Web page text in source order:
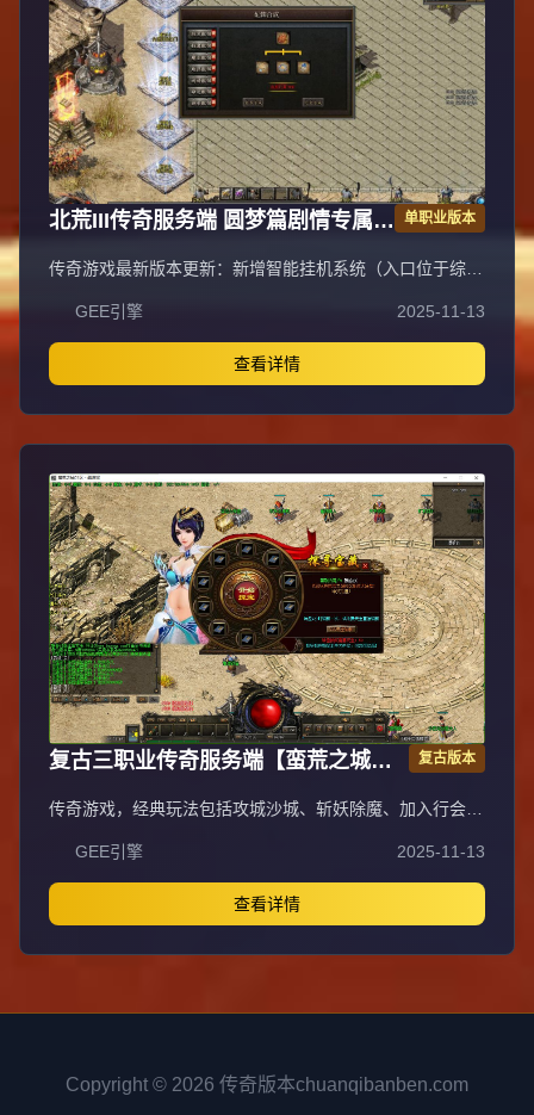
回血蓝），僵尸洞小怪掉技能书页（3-4级成功率100%，9
级技能触发神秘称号），装备强化分极品（+7卷轴，触发称
号最高+60伤害）、星星（88星每2星+0.01倍攻击）、宝石
（5级合成，NPC打孔1大陆3孔2大陆5孔），称号收集
（BOSS材料、特殊装备、灭世者得群攻技能/元素属性），
转生系统（一二三转，三转进二大陆强制），专属神器（沃
玛/祖玛兑换，元宝激活）。二大陆土城：幻境每2小时开放
20分钟（幻3-4刷金最快，幻10打boss点最快），特戒（麻
痹/复活/隐身/技能等6个搭配），生肖（12种特效，幻境使
者掉落，合成地级），战马BUFF（精英/首领掉落，洗练品
陆统治者称号（BOSS点+1），蜈蚣洞死亡棺材刷钱快，幸
无伤）。
北荒III传奇服务端 圆梦篇剧情专属神
器单职业版翎风引擎
单职业版本
传奇游戏最新版本更新：新增智能挂机系统（入口位于综合
升），新增三个不爆物品，同步上线手写攻略（建议配合查
询系统游玩，游戏难度适中）。增加元宝获取途径（杀怪即
可获得元宝，适配后期高消耗需求），新增两个背包神器，
调整金币获取规则（不同赞助等级对应不同获取量），金币
回收倍率与赞助等级挂钩。修复3个剧情地图因不刷怪导致
局（删除无用NPC，界面更整洁），新增GM可控真假爆率
系统，优化人物初始攻速（非无限刀）。完成多处剧情地图
问题修复与优化：赤沙龙城材料调整；剧情二四个NPC货币
消耗、材料及概率优化（适配周服节奏）；剧情三老者/尊
者材料数量与成功率优化、老马猴/卖酒老头/定海神针合成
修改、震天凯/穿针引线合成问题修复；云顶天宫进图条件
调整，难度适当降低。
GEE引擎 2025-11-13
查看详情
复古三职业传奇服务端【蛮荒之城】
翎风引擎
复古版本
传奇游戏，经典玩法包括攻城沙城、斩妖除魔、加入行会，
起步，历经矿工挖苦、毒蛇冒险，惊喜暴神兵，郁闷砍蛆
虫，升级学终技成就英雄。法师道法施威电符猛，战士火腾
空龙纹骨玉裁决，对酒当歌铲皇宫。为报友仇下祖玛，为雪
妻恨清蜈蚣，无畏诅咒名红，终日征战沙场，热血传奇体
验。
GEE引擎 2025-11-13
查看详情
Copyright © 2026 传奇版本chuanqibanben.com